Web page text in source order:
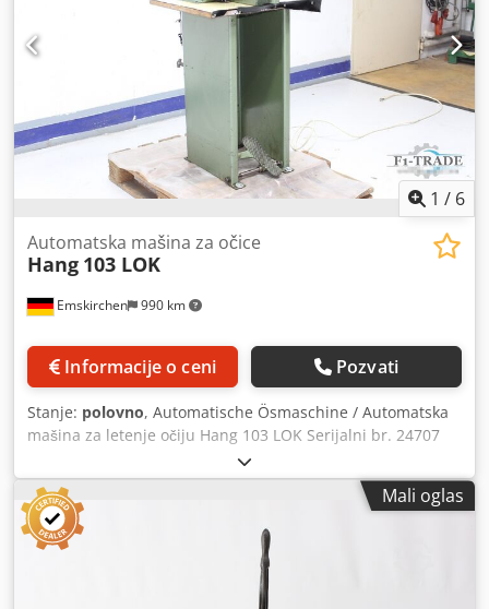
Format / Veličina min. KSNUMKSkKSNUMKSmm; maks.
350k500mm 2 Šivenje glave Hohner 48/5S Pritiskom stanica
DBM 500-P Prednji sekač / trimer DBM 500T Auslageband /
Isporuka bend DBM -LS Most Lifing jedinica LUL -HM
Inklusive Kompressor / Uključuju kompresor Rietschle
Online video inspekcija od strane VhatsApp-a - MS Zoom -
Telegram Na lageru Emskirchen / Nürnberg - Dostupno
odmah - Može se testirati
1 / 6
Emskirchen 990 km
Automatska mašina za očice
Hang 103 LOK
Informacije o ceni Pozvati
Stanje: polovno, Automatische Ösmaschine / Automatska
mašina za letenje očiju Hang 103 LOK Serijalni br. 24707
Für kleine bis medium Serien-Auflagen / Za male i srednje
serije-serije Radna dubina 130 mm, Srpskohrvatski /
srpskohrvatski Oslobađanje preko nožnog prekidača
Online video inspekcija od strane VhatsApp-a - MS Zoom -
Telegram Cjdsv D N H Nepfx Ap Aerf Na lageru Emskirchen
/ Nürnberg - Dostupno odmah - Može se testirati
Mali oglas